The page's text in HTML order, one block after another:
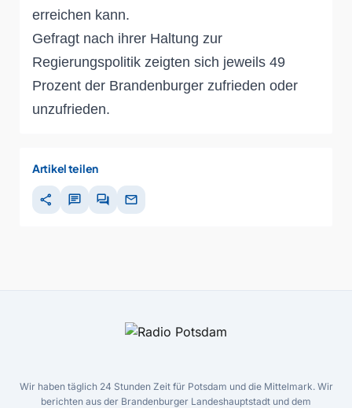
erreichen kann.
Gefragt nach ihrer Haltung zur
Regierungspolitik zeigten sich jeweils 49
Prozent der Brandenburger zufrieden oder
unzufrieden.
Artikel teilen
share chat forum mail
Wir haben täglich 24 Stunden Zeit für Potsdam und die Mittelmark. Wir
berichten aus der Brandenburger Landeshauptstadt und dem